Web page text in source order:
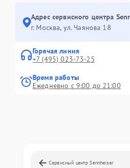
Адрес сервисного центра
г. Москва, ул. Чаянова 18
Горячая линия
+7 (495) 023-73-25
Время работы
Ежедневно с 9:00 до 21:00
Сервисный центр Sennheiser